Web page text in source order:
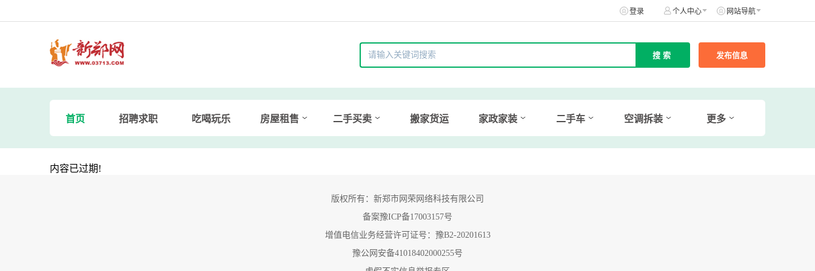
登录 个人中心 网站导航
发布信息
首页 招聘求职 吃喝玩乐 房屋租售 二手买卖 搬家货运 家政家装 二手车 空调拆装 更多
内容已过期!
版权所有：新郑市网荣网络科技有限公司
备案豫ICP备17003157号
增值电信业务经营许可证号：豫B2-20201613
豫公网安备41018402000255号